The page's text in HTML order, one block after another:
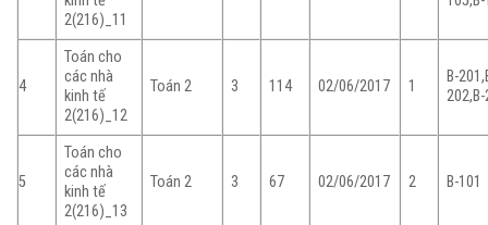
2(216)_11
4
Toán cho
các nhà
kinh tế
2(216)_12
Toán 2 3 114 02/06/2017 1
B-
5
Toán cho
các nhà
kinh tế
2(216)_13
Toán 2 3 67 02/06/2017 2 B-101